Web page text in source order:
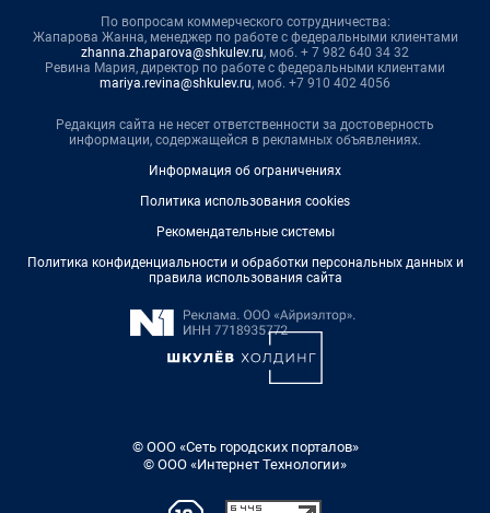
По вопросам коммерческого сотрудничества:
Жапарова Жанна, менеджер по работе с федеральными клиентами
zhanna.zhaparova@shkulev.ru, моб. + 7 982 640 34 32
Ревина Мария, директор по работе с федеральными клиентами
mariya.revina@shkulev.ru, моб. +7 910 402 4056
Редакция сайта не несет ответственности за достоверность
информации, содержащейся в рекламных объявлениях.
Информация об ограничениях
Политика использования cookies
Рекомендательные системы
Политика конфиденциальности и обработки персональных данных и
правила использования сайта
© ООО «Сеть городских порталов»
© ООО «Интернет Технологии»